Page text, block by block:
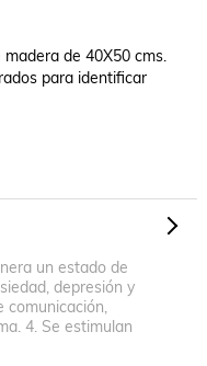
de 40X50 cms.
para identificar
un estado de
depresión y
comunicación,
4. Se estimulan